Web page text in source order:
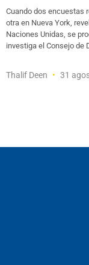
Cuando dos encuestas
otra en Nueva York,
Naciones Unidas, se
investiga el Consejo de
Thalif Deen 31